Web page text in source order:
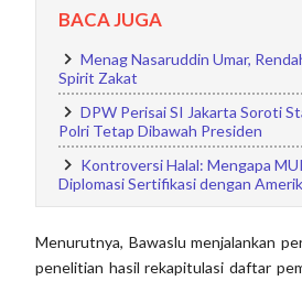
BACA JUGA
Menag Nasaruddin Umar,
Spirit Zakat
DPW Perisai SI Jakarta Soroti
Polri Tetap Dibawah Presiden
Kontroversi Halal: Mengapa
Diplomasi Sertifikasi dengan
Menurutnya, Bawaslu menjalankan
penelitian hasil rekapitulasi daftar